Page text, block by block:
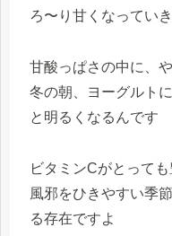
ろ〜り甘くなってい
甘酸っぱさの中に、
冬の朝、ヨーグルト
と明るくなるんです
ビタミンCがとって
風邪をひきやすい季
る存在ですよ